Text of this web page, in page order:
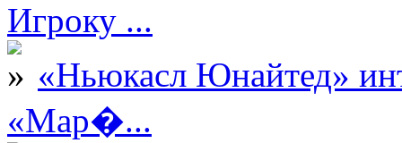
Игроку ...
«Ньюкасл Юнайтед»
«Мар�...